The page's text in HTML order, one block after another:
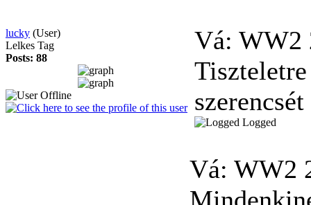
lucky (User)
Lelkes Tag
Posts: 88
Vá: WW2
Logged
Vá: WW2